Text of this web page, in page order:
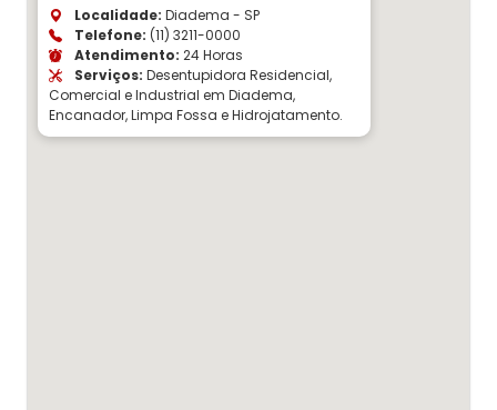
Localidade: Diadema - SP
Telefone: (11) 3211-0000
Atendimento: 24 Horas
Serviços: Desentupidora Residencial,
Comercial e Industrial em Diadema,
Encanador, Limpa Fossa e Hidrojatamento.